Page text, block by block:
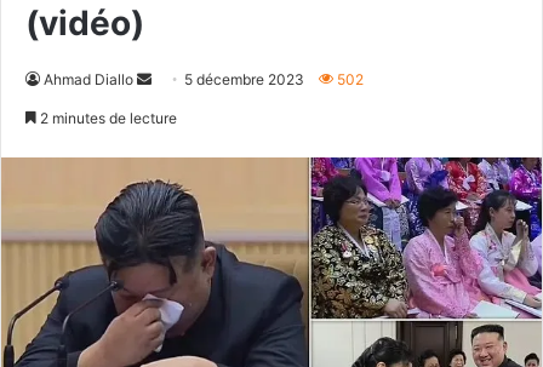
(vidéo)
Ahmad Diallo
Envoyer5 décembre 2023 502
2 minutes de lecture